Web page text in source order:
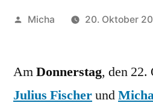
Veröffentlicht
Micha 20. Oktober
AmDonnerstag, den 22.
Julius Fischerund